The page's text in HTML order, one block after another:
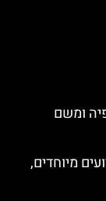
ומשם
מיוחדים,